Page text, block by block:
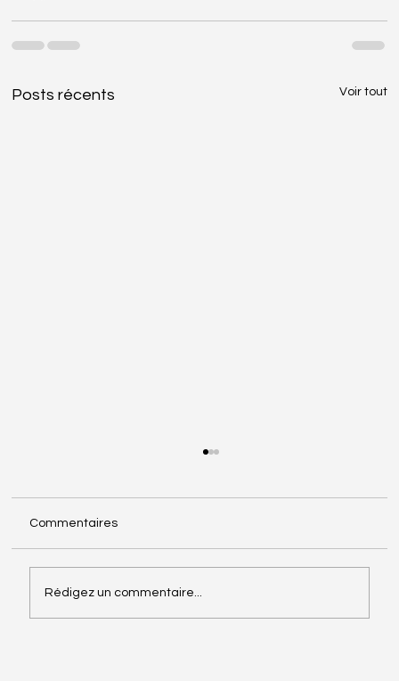
Posts récents Voir tout
Commentaires
Rédigez un commentaire...